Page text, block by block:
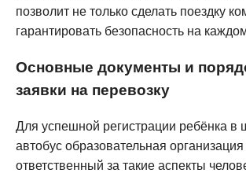
позволит не только сделать поездку
гарантировать безопасность на
Основные документы и
заявки на перевозку
Для успешной регистрации ребёнка в
автобус образовательная
ответственный за такие аспекты